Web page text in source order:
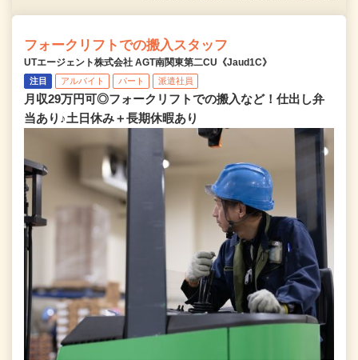
フォークリフトでの搬入スタッフ
UTエージェント株式会社 AGT南関東第二CU《Jaud1C》
注目 アルバイト パート 派遣社員
月収29万円可◎フォークリフトでの搬入など！仕出し弁
当あり♪土日休み＋長期休暇あり